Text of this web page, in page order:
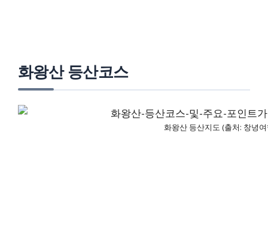
화왕산 등산코스
화왕산 등산지도 (출처: 창녕